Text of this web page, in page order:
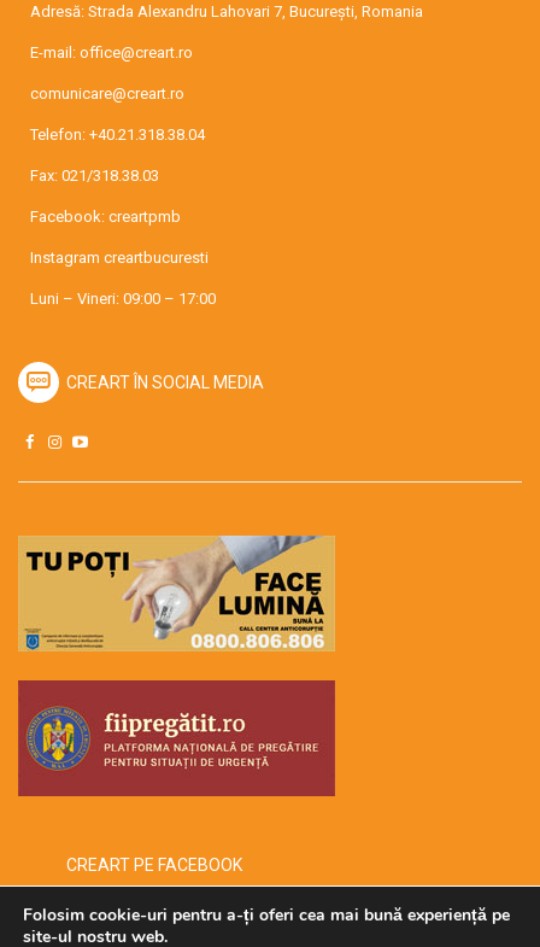
Adresă: Strada Alexandru Lahovari 7, București, Romania
E-mail: office@creart.ro
comunicare@creart.ro
Telefon: +40.21.318.38.04
Fax: 021/318.38.03
Facebook: creartpmb
Instagram creartbucuresti
Luni – Vineri: 09:00 – 17:00
CREART ÎN SOCIAL MEDIA
CREART PE FACEBOOK
Folosim cookie-uri pentru a-ți oferi cea mai bună experiență pe
site-ul nostru web.